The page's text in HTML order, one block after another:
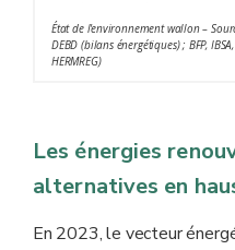
** Hors variations de prix.
de la valeur ajoutée brute
État de l'environnement wallon –
DEBD (bilans énergétiques) ; BFP,
HERMREG)
Les énergies
alternatives en
En 2023, le vecteur